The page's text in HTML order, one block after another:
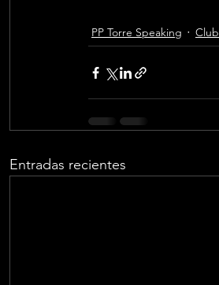
PP Torre Speaking
Entradas recientes